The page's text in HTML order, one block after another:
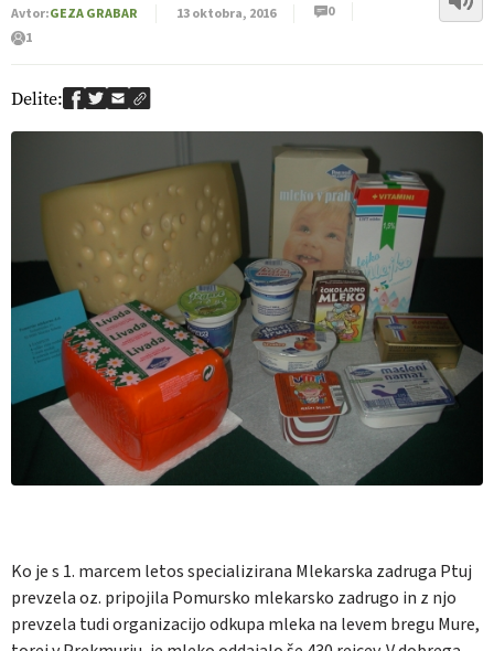
Avtor:GEZA GRABAR 13 oktobra, 2016
0
1
Delite:
Ko je s 1. marcem letos specializirana Mlekarska zadruga Ptuj
prevzela oz. pripojila Pomursko mlekarsko zadrugo in z njo
prevzela tudi organizacijo odkupa mleka na levem bregu Mure,